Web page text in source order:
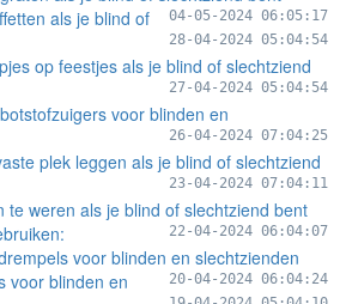
04-05-2024 06:05:17
als je blind of
28-04-2024 05:04:54
op feestjes als je blind of slechtziend
27-04-2024 05:04:54
voor blinden en
26-04-2024 07:04:25
plek leggen als je blind of slechtziend
23-04-2024 07:04:11
te weren als je blind of slechtziend bent
22-04-2024 06:04:07
voor blinden en slechtzienden
20-04-2024 06:04:24
voor blinden en